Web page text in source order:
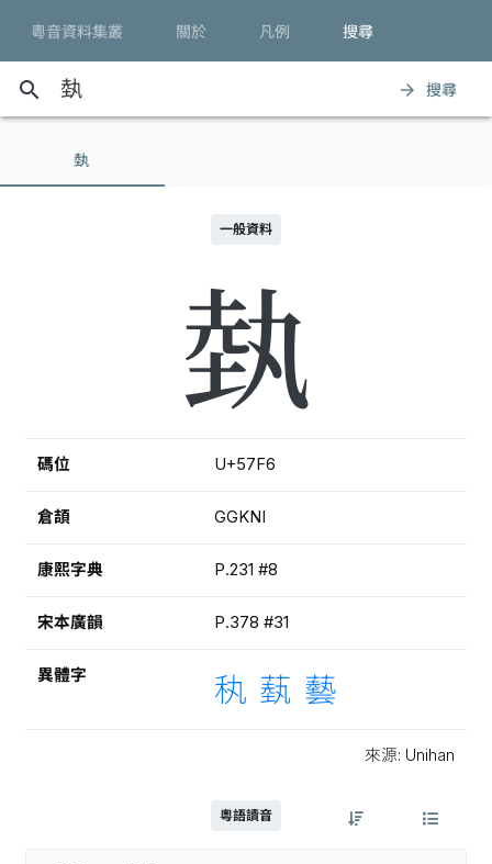
粵音資料集叢 關於 凡例 搜尋
search arrow_forward 搜尋
埶
一般資料
埶
碼位 U+57F6
倉頡 GGKNI
康熙字典 P.231 #8
宋本廣韻 P.378 #31
異體字 秇 蓺 藝
來源: Unihan
粵語讀音